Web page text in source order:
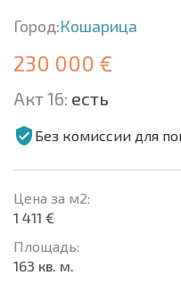
Город:Кошарица
230 000 €
Акт 16: есть
Без комиссии для
Цена за м2:
1 411 €
Площадь:
163 кв. м.